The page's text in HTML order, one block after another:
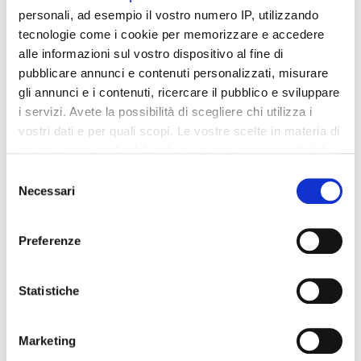
personali, ad esempio il vostro numero IP, utilizzando
tecnologie come i cookie per memorizzare e accedere
alle informazioni sul vostro dispositivo al fine di
pubblicare annunci e contenuti personalizzati, misurare
gli annunci e i contenuti, ricercare il pubblico e sviluppare
i servizi. Avete la possibilità di scegliere chi utilizza i
vostri dati e per quali scopi. Le vostre scelte in materia di
modificare o revocare il proprio consenso in qualsiasi
momento dalla Dichiarazione sui cookie o facendo clic
raccogliere informazioni sulla tua posizione
geografica, con un'approssimazione di qualche
Identificare il tuo dispositivo, scansionandolo
delNecessari
Preferenze
Statistiche
Marketing
CONTINUA A LEGGERE